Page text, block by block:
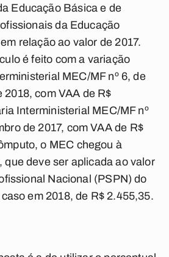
Educação Básica e de
da Educação
relação ao valor de 2017.
é feito com a variação
MEC/MF nº 6, de
2018, com VAA de R$
Interministerial MEC/MF nº
de 2017, com VAA de R$
o MEC chegou à
que deve ser aplicada ao valor
Nacional (PSPN) do
em 2018, de R$ 2.455,35.